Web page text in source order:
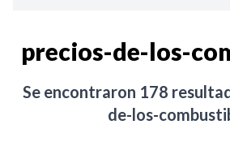
precios-de-los-
Se encontraron 178
de-los-